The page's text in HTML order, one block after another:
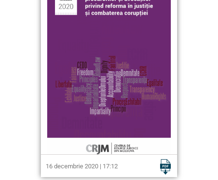
16 decembrie 2020 | 17:12